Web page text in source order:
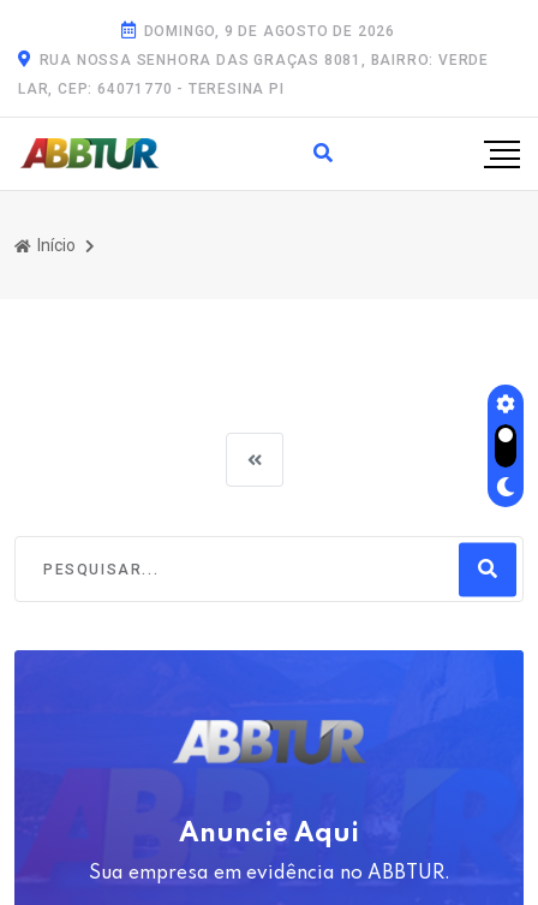
DOMINGO, 9 DE AGOSTO DE 2026
RUA NOSSA SENHORA DAS GRAÇAS 8081, BAIRRO: VERDE
LAR, CEP: 64071770 - TERESINA PI
Início
Anuncie Aqui
Sua empresa em evidência no ABBTUR.